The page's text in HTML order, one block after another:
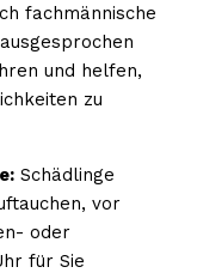
fachmännische
und helfen,
zu
Schädlinge
vor
oder
für Sie